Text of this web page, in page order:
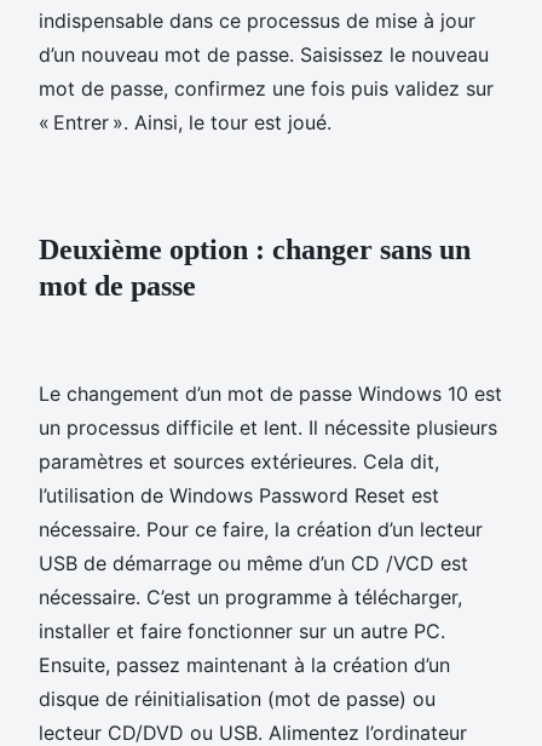
indispensable dans ce processus de mise à jour
d’un nouveau mot de passe. Saisissez le nouveau
mot de passe, confirmez une fois puis validez sur
« Entrer ». Ainsi, le tour est joué.
Deuxième option : changer sans un
mot de passe
Le changement d’un mot de passe Windows 10 est
un processus difficile et lent. Il nécessite plusieurs
paramètres et sources extérieures. Cela dit,
l’utilisation de Windows Password Reset est
nécessaire. Pour ce faire, la création d’un lecteur
USB de démarrage ou même d’un CD /VCD est
nécessaire. C’est un programme à télécharger,
installer et faire fonctionner sur un autre PC.
Ensuite, passez maintenant à la création d’un
disque de réinitialisation (mot de passe) ou
lecteur CD/DVD ou USB. Alimentez l’ordinateur